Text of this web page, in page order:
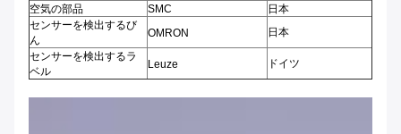
空気の部品
SMC
日本
センサーを検出するび
ん
OMRON 日本
センサーを検出するラ
ベル
Leuze ドイツ